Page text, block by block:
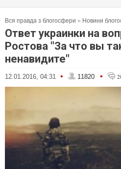
Вся правда з блогосфери » Новини
Ответ украинки на
Ростова "За что вы
ненавидите"
12.01.2016, 04:31 • 11820 •